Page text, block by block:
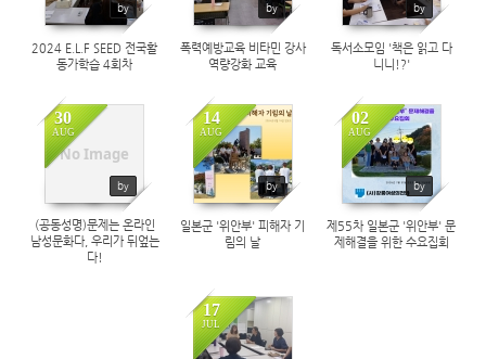
by
2024 E.L.F SEED 전국활
동가학습 4회차
by
폭력예방교육 비타민 강사
역량강화 교육
by
독서소모임 '책은 읽고 다
니니!?'
No Image
30
AUG
by
(공동성명)문제는 온라인
남성문화다, 우리가 뒤엎는
다!
14
AUG
by
1401
일본군 '위안부' 피해자 기
림의 날
02
AUG
by
1221
제55차 일본군 '위안부' 문
제해결을 위한 수요집회
17
JUL
1533